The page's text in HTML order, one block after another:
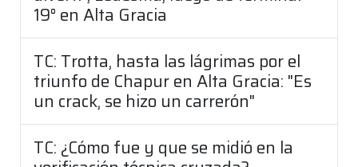
19° en Alta Gracia
TC: Trotta, hasta las lágrimas por el
triunfo de Chapur en Alta Gracia: "Es
un crack, se hizo un carrerón"
TC: ¿Cómo fue y que se midió en la